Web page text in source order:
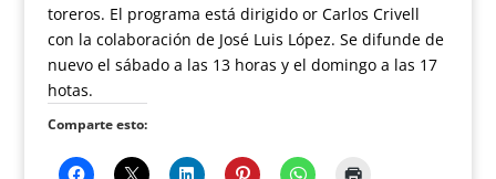
toreros. El programa está dirigido or Carlos Crivell
con la colaboración de José Luis López. Se difunde de
nuevo el sábado a las 13 horas y el domingo a las 17
hotas.
Comparte esto: